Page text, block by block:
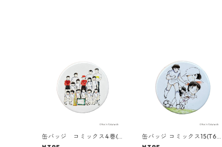
缶バッジ コミックス4巻(T
686-045)
缶バッジ コミックス
-045)